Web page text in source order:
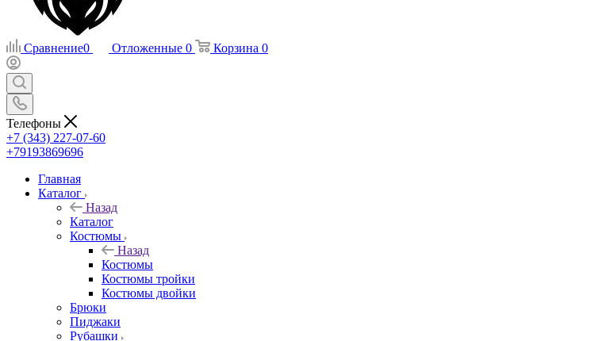
Сравнение0 Отложенные 0 Корзина 0
Телефоны
+7 (343) 227-07-60
+79193869696
Главная
Каталог
Назад
Каталог
Костюмы
Назад
Костюмы
Костюмы тройки
Костюмы двойки
Брюки
Пиджаки
Рубашки